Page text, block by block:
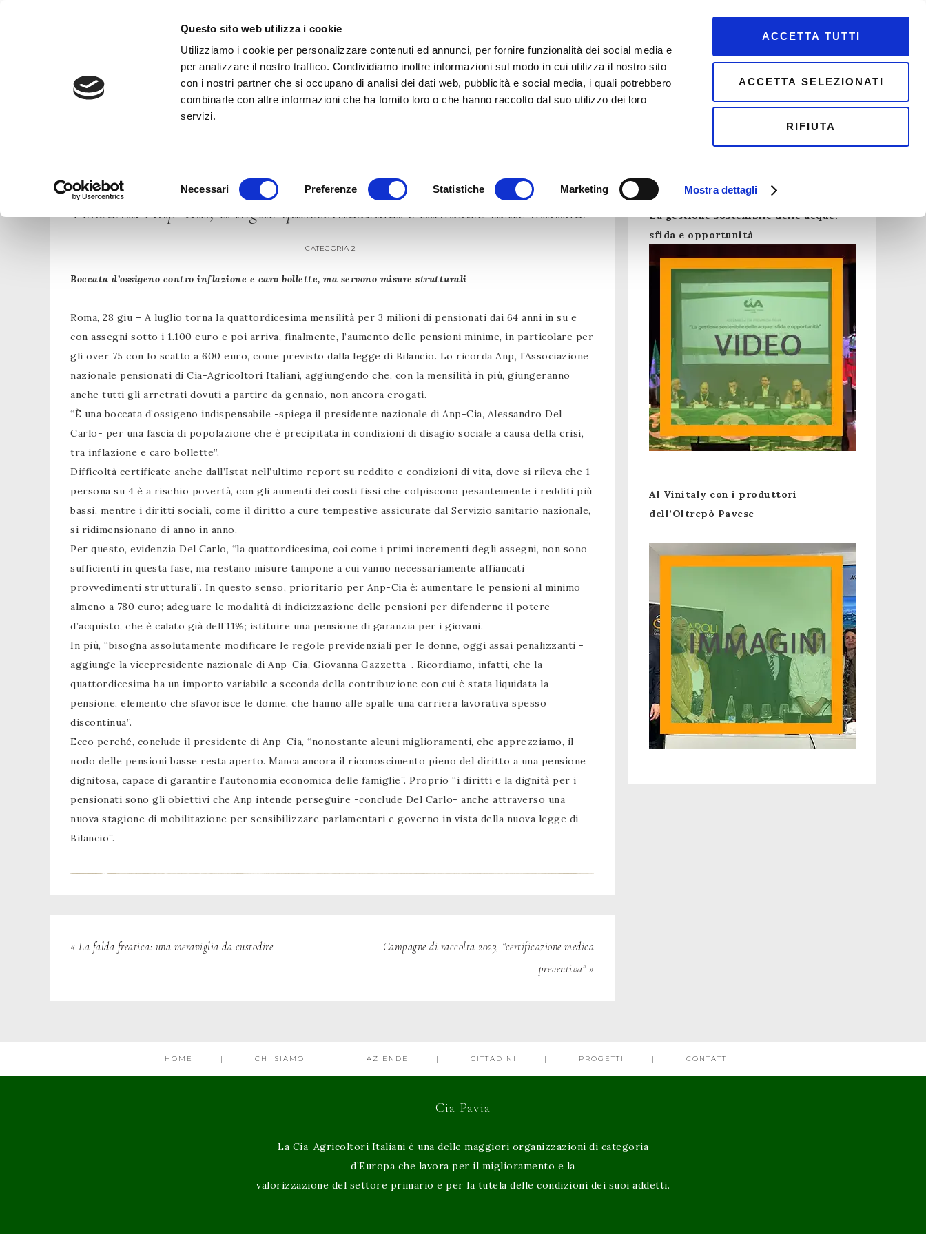
Questo sito web utilizza i cookie
Utilizziamo i cookie per personalizzare contenuti ed annunci, per fornire funzionalità dei social media e
per analizzare il nostro traffico. Condividiamo inoltre informazioni sul modo in cui utilizza il nostro sito
con i nostri partner che si occupano di analisi dei dati web, pubblicità e social media, i quali potrebbero
combinarle con altre informazioni che ha fornito loro o che hanno raccolto dal suo utilizzo dei loro
servizi.
Necessari Preferenze Statistiche Marketing Mostra dettagli
ACCETTA TUTTI
ACCETTA SELEZIONATI
RIFIUTA
HOME CHI SIAMO AZIENDE CITTADINI
Pensioni: Anp-Cia, a luglio quattordicesima e aumento delle minime
CATEGORIA 2
Boccata d’ossigeno contro inflazione e caro bollette, ma servono misure strutturali
Roma, 28 giu – A luglio torna la quattordicesima mensilità per 3 milioni di pensionati dai 64 anni in su e
con assegni sotto i 1.100 euro e poi arriva, finalmente, l’aumento delle pensioni minime, in particolare per
gli over 75 con lo scatto a 600 euro, come previsto dalla legge di Bilancio. Lo ricorda Anp, l’Associazione
nazionale pensionati di Cia-Agricoltori Italiani, aggiungendo che, con la mensilità in più, giungeranno
anche tutti gli arretrati dovuti a partire da gennaio, non ancora erogati.
“È una boccata d’ossigeno indispensabile -spiega il presidente nazionale di Anp-Cia, Alessandro Del
Carlo- per una fascia di popolazione che è precipitata in condizioni di disagio sociale a causa della crisi,
tra inflazione e caro bollette”.
Difficoltà certificate anche dall’Istat nell’ultimo report su reddito e condizioni di vita, dove si rileva che 1
persona su 4 è a rischio povertà, con gli aumenti dei costi fissi che colpiscono pesantemente i redditi più
bassi, mentre i diritti sociali, come il diritto a cure tempestive assicurate dal Servizio sanitario nazionale,
si ridimensionano di anno in anno.
Per questo, evidenzia Del Carlo, “la quattordicesima, coì come i primi incrementi degli assegni, non sono
sufficienti in questa fase, ma restano misure tampone a cui vanno necessariamente affiancati
provvedimenti strutturali”. In questo senso, prioritario per Anp-Cia è: aumentare le pensioni al minimo
almeno a 780 euro; adeguare le modalità di indicizzazione delle pensioni per difenderne il potere
d’acquisto, che è calato già dell’11%; istituire una pensione di garanzia per i giovani.
In più, “bisogna assolutamente modificare le regole previdenziali per le donne, oggi assai penalizzanti -
aggiunge la vicepresidente nazionale di Anp-Cia, Giovanna Gazzetta-. Ricordiamo, infatti, che la
quattordicesima ha un importo variabile a seconda della contribuzione con cui è stata liquidata la
pensione, elemento che sfavorisce le donne, che hanno alle spalle una carriera lavorativa spesso
discontinua”.
Ecco perché, conclude il presidente di Anp-Cia, “nonostante alcuni miglioramenti, che apprezziamo, il
nodo delle pensioni basse resta aperto. Manca ancora il riconoscimento pieno del diritto a una pensione
dignitosa, capace di garantire l’autonomia economica delle famiglie”. Proprio “i diritti e la dignità per i
pensionati sono gli obiettivi che Anp intende perseguire -conclude Del Carlo- anche attraverso una
nuova stagione di mobilitazione per sensibilizzare parlamentari e governo in vista della nuova legge di
Bilancio”.
« La falda freatica: una meraviglia da custodire
Campagne di raccolta 2023, “certificazione medica
preventiva” »
La gestione sostenibile delle acque:
sfida e opportunità
Al Vinitaly con i produttori
dell’Oltrepò Pavese
HOME CHI SIAMO AZIENDE CITTADINI PROGETTI CONTATTI
Cia Pavia
La Cia-Agricoltori Italiani è una delle maggiori organizzazioni di categoria
d’Europa che lavora per il miglioramento e la
valorizzazione del settore primario e per la tutela delle condizioni dei suoi addetti.